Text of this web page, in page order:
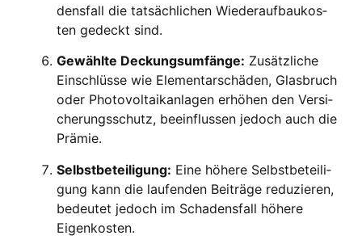
dens­fall die tat­säch­li­chen Wie­der­auf­bau­kos­
ten gedeckt sind.
Gewähl­te Deckungs­um­fän­ge: Zusätz­li­che
Ein­schlüs­se wie Ele­men­tar­schä­den, Glas­bruch
oder Pho­to­vol­ta­ik­an­la­gen erhö­hen den Ver­si­
che­rungs­schutz, beein­flus­sen jedoch auch die
Prä­mie.
Selbst­be­tei­li­gung: Eine höhe­re Selbst­be­tei­li­
gung kann die lau­fen­den Bei­trä­ge redu­zie­ren,
bedeu­tet jedoch im Scha­dens­fall höhe­re
Eigen­kos­ten.